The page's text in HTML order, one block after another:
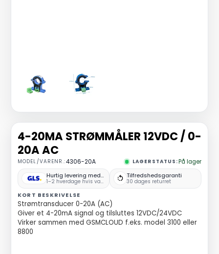
4-20MA STRØMMÅLER 12VDC / 0-
20A AC
MODEL/VARENR.:4306-20A LAGERSTATUS:På lager
Hurtig levering med GLS
1–2 hverdage hvis varen er på lager
Tilfredshedsgaranti
30 dages returret
KORT BESKRIVELSE
Strømtransducer 0-20A (AC)
Giver et 4-20mA signal og tilsluttes 12VDC/24VDC
Virker sammen med GSMCLOUD f.eks. model 3100 eller
8800